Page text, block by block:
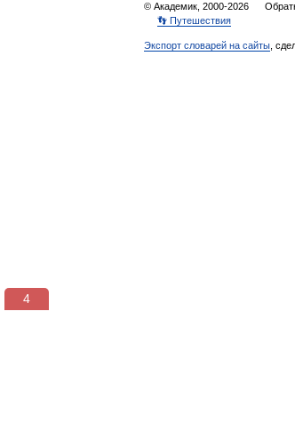
© Академик, 2000-2026
👣 Путешествия
Экспорт словарей на сайты ,
4